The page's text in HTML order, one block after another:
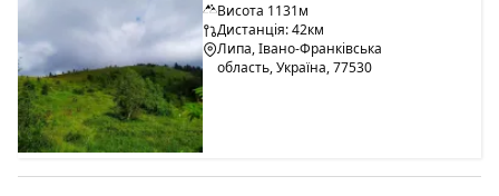
Висота 1131м
Дистанція: 42км
Липа, Івано-Франківська
область, Україна, 77530